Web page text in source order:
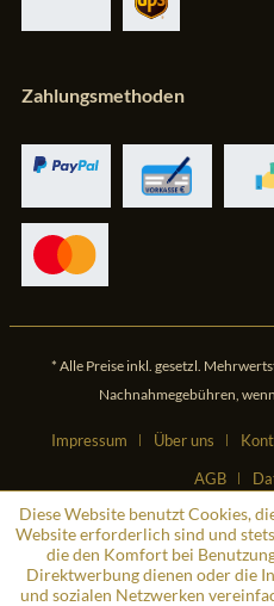
Zahlungsmethoden
* Alle Preise inkl. gesetzl.
Nachnahmegebühren,
Impressum Über uns
AGB
Diese Website benutzt Cookies,
Website erforderlich sind und
die den Komfort bei
Direktwerbung dienen oder die
und sozialen Netzwerken